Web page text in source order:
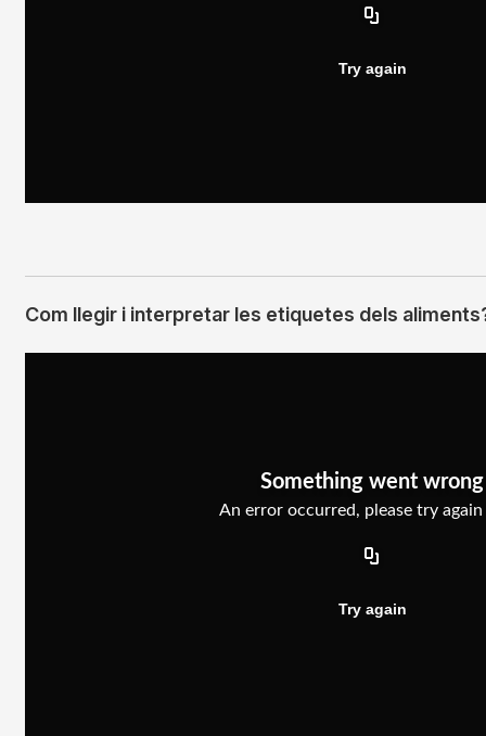
Com llegir i interpretar les etiquetes dels